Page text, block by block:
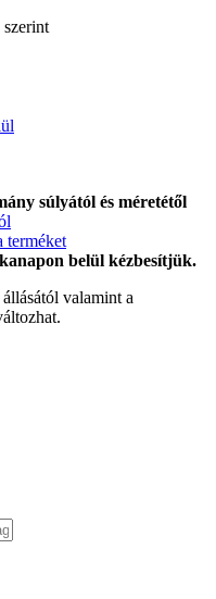
szerint
súlyától és méretétől
terméket
belül kézbesítjük.
valamint a